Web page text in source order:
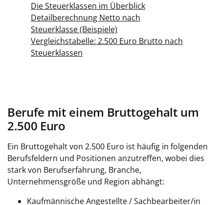
Die Steuerklassen im Überblick
Detailberechnung Netto nach
Steuerklasse (Beispiele)
Vergleichstabelle: 2.500 Euro Brutto nach
Steuerklassen
Berufe mit einem Bruttogehalt um
2.500 Euro
Ein Bruttogehalt von 2.500 Euro ist häufig in folgenden
Berufsfeldern und Positionen anzutreffen, wobei dies
stark von Berufserfahrung, Branche,
Unternehmensgröße und Region abhängt:
Kaufmännische Angestellte / Sachbearbeiter/in